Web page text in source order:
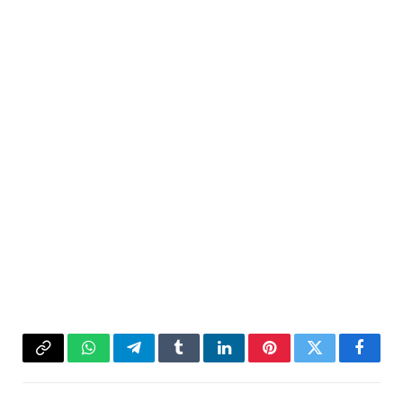
فيسبوكتويتر بينتيريستلينكدإنTumblrتيلقرامواتسابCopy